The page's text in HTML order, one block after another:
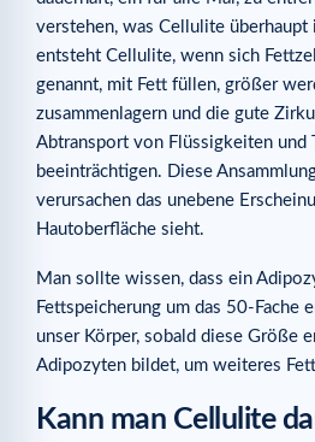
verstehen, was Cellulite
entsteht Cellulite, wenn sich
genannt, mit Fett füllen, größer
zusammenlagern und die gute
Abtransport von Flüssigkeiten und
beeinträchtigen. Diese
verursachen das unebene
Hautoberfläche sieht.
Man sollte wissen, dass ein
Fettspeicherung um das 50-Fache
unser Körper, sobald diese Größe
Adipozyten bildet, um weiteres
Kann man Cellulite